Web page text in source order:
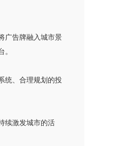
广告牌融入城市景
统、合理规划的投
续激发城市的活